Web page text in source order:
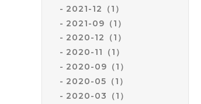
2021-12（1）
2021-09（1）
2020-12（1）
2020-11（1）
2020-09（1）
2020-05（1）
2020-03（1）